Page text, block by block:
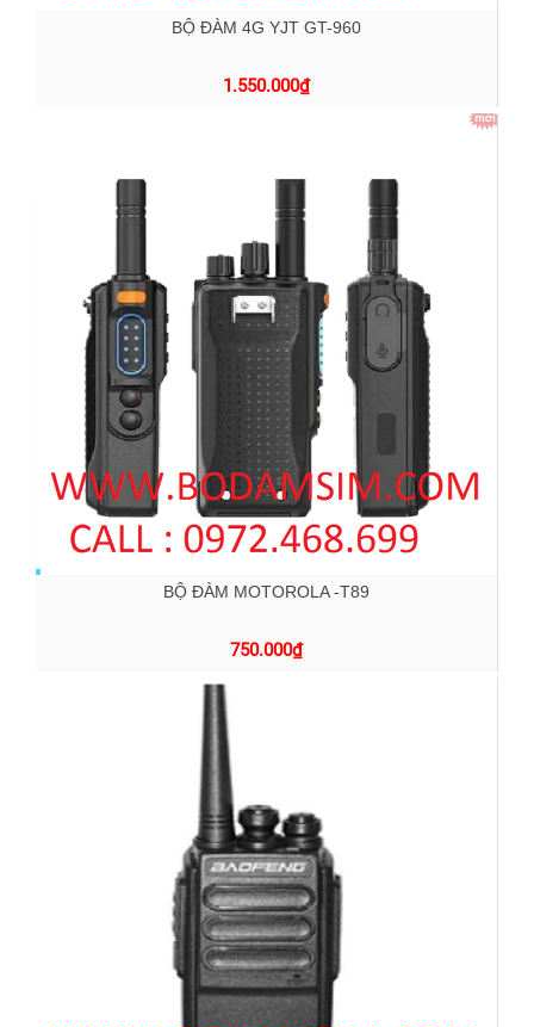
BỘ ĐÀM 4G YJT GT-960
1.550.000₫
BỘ ĐÀM MOTOROLA -T89
750.000₫